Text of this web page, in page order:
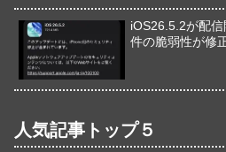
iOS26.5.2が配
件の脆弱性が修
人気記事トップ５